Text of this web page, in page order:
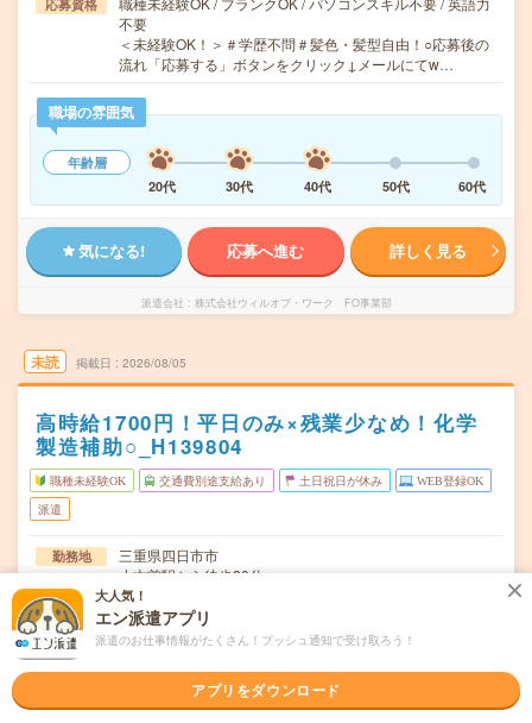
応募資格
不要
＜未経験OK！＞＃学歴不問＃髪色・髪型自由！○応募後の
流れ「応募する」ボタンをクリック↓メールにてw…
職場の雰囲気
年齢層
20代
30代 40代 50代 60代
気になる! 応募へ進む 詳しく見る
派遣会社 株式会社ウィルオブ・ワーク FO事業部
未読 掲載日 2026/08/05
高時給1700円！平日のみ×残業少なめ！化学
製造補助○_H139804
職種未経験OK 交通費別途支給あり 土日祝日が休み WEB登録OK
派遣
勤務地
三重県四日市市
小古曽駅から徒歩20分
曜日頻度 月～金／週5日勤務
時間 8:30～17:15(休憩1時間)
即日～長期（3ヶ月以上） 最短で応募開始から1週間！
大人気！
エン派遣アプリ
派遣のお仕事情報がたくさん！プッシュ通知で受け取ろう！
アプリをダウンロード